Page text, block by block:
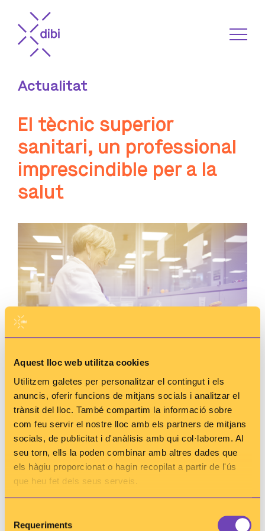
Aquest lloc web utilitza cookies
Utilitzem galetes per personalitzar el contingut i els
anuncis, oferir funcions de mitjans socials i analitzar el
trànsit del lloc. També compartim la informació sobre
com feu servir el nostre lloc amb els partners de mitjans
socials, de publicitat i d'anàlisis amb qui col·laborem. Al
seu torn, ells la poden combinar amb altres dades que
els hàgiu proporcionat o hagin recopilat a partir de l'ús
que heu fet dels seus serveis.
Requeriments
Actualitat
El tècnic superior
sanitari, un professional
imprescindible per a la
salut
Aquest divendres se celebra el Dia del Tècnic
Superior Sanitarii des de dibi es vol destacar la
gran rellevància d’aquests professionals, que
representen
un 53% del total de la plantilla
La seva tasca és fonamental, ja que contribueixen
a la realització de proves diagnòstiques,
tractaments i seguiments dels pacients, així com,
investigació i docència.Són imprescindibles en